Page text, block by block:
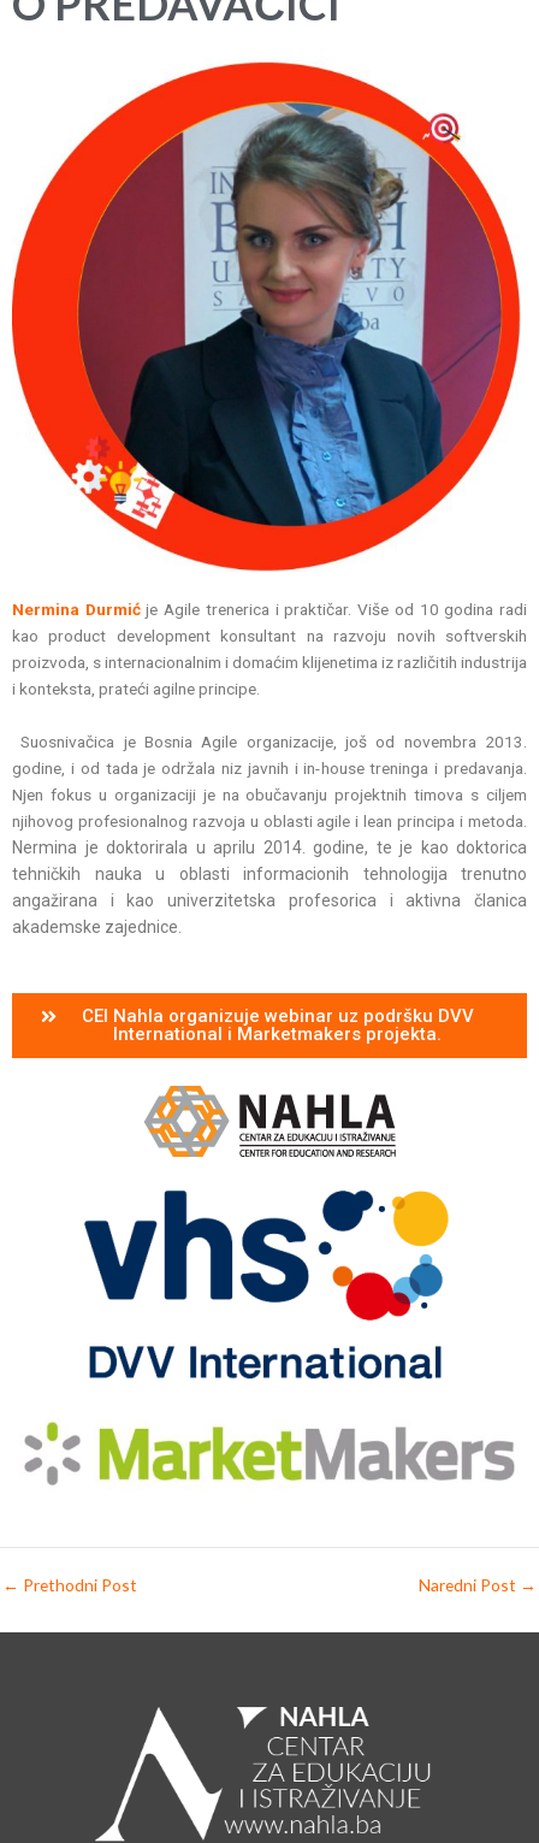
Nermina Durmićje Agile trenerica i praktičar. Više od 10 godina radi
kao product development konsultant na razvoju novih softverskih
proizvoda, s internacionalnim i domaćim klijenetima iz različitih industrija
i konteksta, prateći agilne principe.
Suosnivačica je Bosnia Agile organizacije, još od novembra 2013.
godine, i od tada je održala niz javnih i in-house treninga i predavanja.
Njen fokus u organizaciji je na obučavanju projektnih timova s ciljem
njihovog profesionalnog razvoja u oblasti agile i lean principa i metoda.
Nermina je doktorirala u aprilu 2014. godine, te je kao doktorica
tehničkih nauka u oblasti informacionih tehnologija trenutno
angažirana i kao univerzitetska profesorica i aktivna članica
akademske zajednice.
CEI Nahla organizuje webinar uz podršku DVV
International i Marketmakers projekta.
← Prethodni Post Naredni Post →